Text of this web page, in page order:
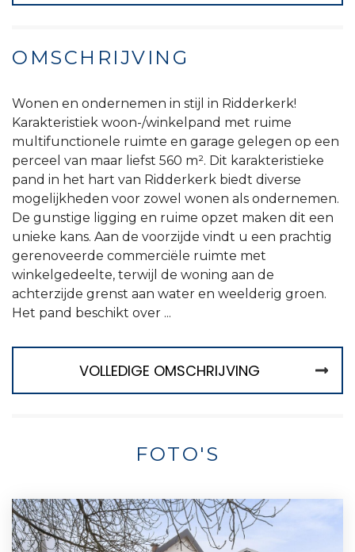
OMSCHRIJVING
Wonen en ondernemen in stijl in Ridderkerk!
Karakteristiek woon-/winkelpand met ruime
multifunctionele ruimte en garage gelegen op een
perceel van maar liefst 560 m². Dit karakteristieke
pand in het hart van Ridderkerk biedt diverse
mogelijkheden voor zowel wonen als ondernemen.
De gunstige ligging en ruime opzet maken dit een
unieke kans. Aan de voorzijde vindt u een prachtig
gerenoveerde commerciële ruimte met
winkelgedeelte, terwijl de woning aan de
achterzijde grenst aan water en weelderig groen.
Het pand beschikt over ...
VOLLEDIGE OMSCHRIJVING
FOTO'S